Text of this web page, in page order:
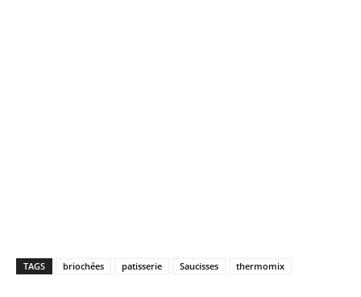
TAGS briochées patisserie Saucisses thermomix